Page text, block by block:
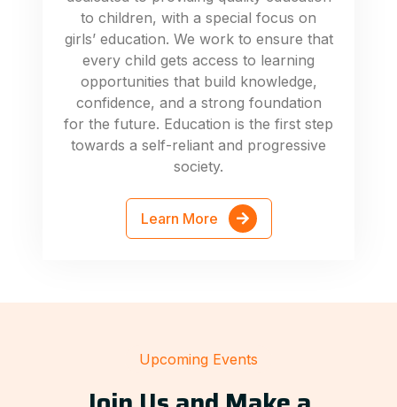
to children, with a special focus on
girls’ education. We work to ensure that
every child gets access to learning
opportunities that build knowledge,
confidence, and a strong foundation
for the future. Education is the first step
towards a self-reliant and progressive
society.
Learn More
Upcoming Events